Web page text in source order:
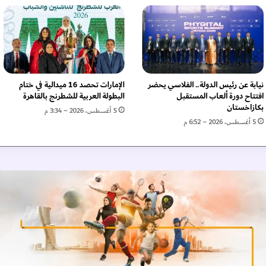
م
ر
و
ر
ي
ل
د
ى
م
ف
م
ج
م
و
ع
ة
ا
ل
نيابة عن رئيس الدولة.. الفلاسي يحضر
افتتاح دورة ألعاب المستقبل
بكازاخستان
5 أغسطس، 2026 – 6:52 م
الإمارات تحصد 16 ميدالية في ختام
البطولة العربية للشطرنج بالقاهرة
5 أغسطس، 2026 – 3:34 م